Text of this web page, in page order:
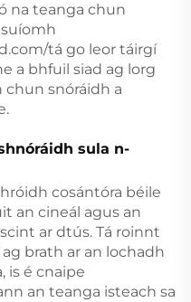
na teanga chun
tá go leor táirgí
a bhfuil siad ag lorg
snóráidh a
sula n-
cosántóra béile
an cineál agus an
ar dtús. Tá roinnt
brath ar an lochadh
is é cnaipe
an teanga isteach sa